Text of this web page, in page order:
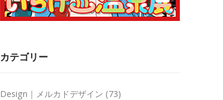
カテゴリー
Design｜メルカドデザイン (73)